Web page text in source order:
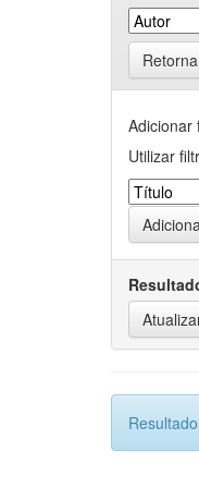
Adicionar
Utilizar